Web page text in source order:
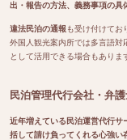
出・報告の方法、義務事項の具
違法民泊の通報 も受け付けてお
外国人観光案内所では多言語対
として活用できる場合もありま
民泊管理代行会社・弁
近年増えている民泊運営代行サ
括して請け負ってくれる心強い